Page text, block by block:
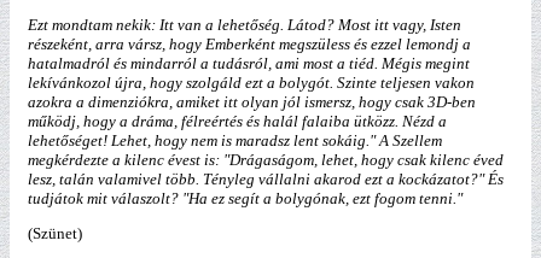
Ezt mondtam nekik: Itt van a lehetőség. Látod? Most itt vagy, Isten
részeként, arra vársz, hogy Emberként megszüless és ezzel lemondj a
hatalmadról és mindarról a tudásról, ami most a tiéd. Mégis megint
lekívánkozol újra, hogy szolgáld ezt a bolygót. Szinte teljesen vakon
azokra a dimenziókra, amiket itt olyan jól ismersz, hogy csak 3D-ben
működj, hogy a dráma, félreértés és halál falaiba ütközz. Nézd a
lehetőséget! Lehet, hogy nem is maradsz lent sokáig." A Szellem
megkérdezte a kilenc évest is: "Drágaságom, lehet, hogy csak kilenc éved
lesz, talán valamivel több. Tényleg vállalni akarod ezt a kockázatot?" És
tudjátok mit válaszolt? "Ha ez segít a bolygónak, ezt fogom tenni."
(Szünet)